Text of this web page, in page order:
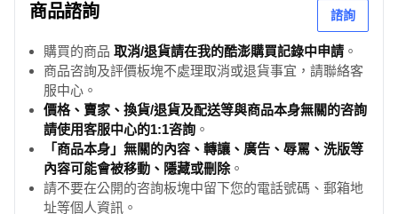
商品諮詢 諮詢
購買的商品 取消/退貨請在我的酷澎購買記錄中申請 。
商品咨詢及評價板塊不處理取消或退貨事宜，請聯絡客
服中心。
價格、賣家、換貨/退貨及配送等與商品本身無關的咨詢
請使用客服中心的1:1咨詢 。
「商品本身」無關的內容、轉讓、廣告、辱罵、洗版等
內容可能會被移動、隱藏或刪除。
請不要在公開的咨詢板塊中留下您的電話號碼、郵箱地
址等個人資訊。